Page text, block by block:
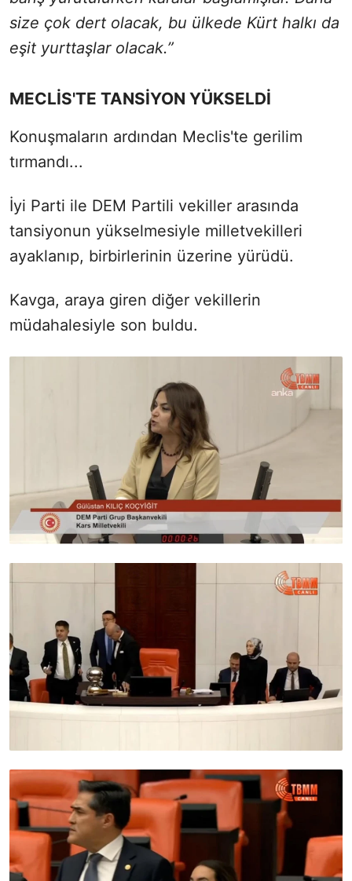
size çok dert olacak, bu ülkede Kürt halkı da
eşit yurttaşlar olacak.”
MECLİS'TE TANSİYON YÜKSELDİ
Konuşmaların ardından Meclis'te gerilim
tırmandı...
İyi Parti ile DEM Partili vekiller arasında
tansiyonun yükselmesiyle milletvekilleri
ayaklanıp, birbirlerinin üzerine yürüdü.
Kavga, araya giren diğer vekillerin
müdahalesiyle son buldu.